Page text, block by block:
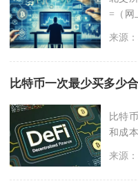
=（网
来源
比特币一次最少买多少
比特
和成
来源